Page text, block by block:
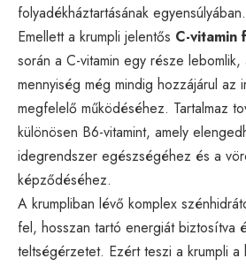
folyadékháztartásának egyensúlyában.
Emellett a krumpli jelentős C-vitamin
során a C-vitamin egy része
mennyiség még mindig hozzájárul az
megfelelő működéséhez. Tartalmaz
különösen B6-vitamint, amely
idegrendszer egészségéhez és a
képződéséhez.
A krumpliban lévő komplex
fel, hosszan tartó energiát biztosítva
teltségérzetet. Ezért teszi a krumpli a